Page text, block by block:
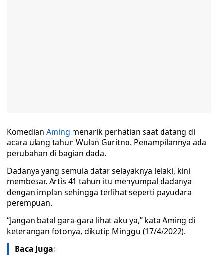
Komedian Aming menarik perhatian saat datang di
acara ulang tahun Wulan Guritno. Penampilannya ada
perubahan di bagian dada.
Dadanya yang semula datar selayaknya lelaki, kini
membesar. Artis 41 tahun itu menyumpal dadanya
dengan implan sehingga terlihat seperti payudara
perempuan.
“Jangan batal gara-gara lihat aku ya,” kata Aming di
keterangan fotonya, dikutip Minggu (17/4/2022).
Baca Juga: